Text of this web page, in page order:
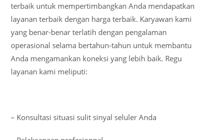
terbaik untuk mempertimbangkan Anda mendapatkan
layanan terbaik dengan harga terbaik. Karyawan kami
yang benar-benar terlatih dengan pengalaman
operasional selama bertahun-tahun untuk membantu
Anda mengamankan koneksi yang lebih baik. Regu
layanan kami meliputi:
– Konsultasi situasi sulit sinyal seluler Anda